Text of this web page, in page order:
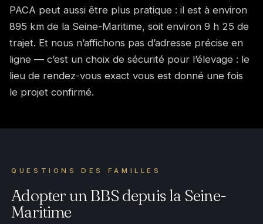
PACA peut aussi être plus pratique : il est à environ
895 km de la Seine-Maritime, soit environ 9 h 25 de
trajet. Et nous n’affichons pas d’adresse précise en
ligne — c’est un choix de sécurité pour l’élevage : le
lieu de rendez-vous exact vous est donné une fois
le projet confirmé.
QUESTIONS DES FAMILLES
Adopter un BBS depuis la Seine-
Maritime